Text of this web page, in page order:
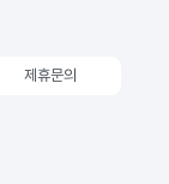
제휴문의